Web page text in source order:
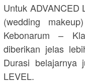
Untuk ADVANCED
(wedding
Kebonarum –
diberikan jelas
Durasi belajarnya
LEVEL.